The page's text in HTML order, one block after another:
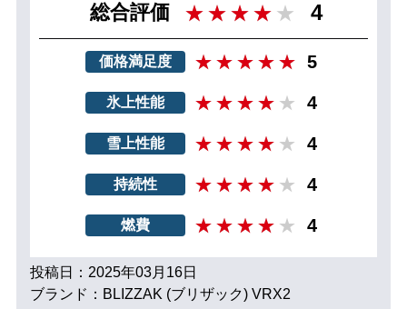
総合評価 4
価格満足度 5
氷上性能 4
雪上性能 4
持続性 4
燃費 4
投稿日：2025年03月16日
ブランド：BLIZZAK (ブリザック) VRX2